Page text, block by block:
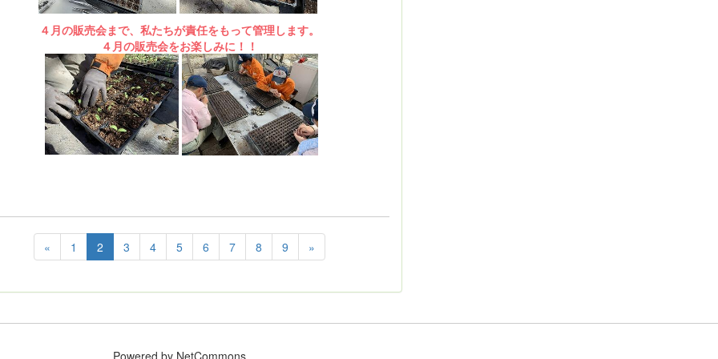
４月の販売会まで、私たちが責任をもって管理します。
４月の販売会をお楽しみに！！
« 1 2 3 4 5 6 7 8 9 »
Powered by NetCommons